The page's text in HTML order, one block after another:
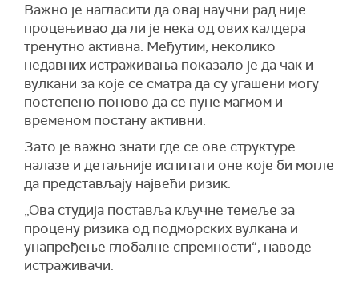
Важно је нагласити да овај научни рад није
процењивао да ли је нека од ових калдера
тренутно активна. Међутим, неколико
недавних истраживања показало је да чак и
вулкани за које се сматра да су угашени могу
постепено поново да се пуне магмом и
временом постану активни.
Зато је важно знати где се ове структуре
налазе и детаљније испитати оне које би могле
да представљају највећи ризик.
„Ова студија поставља кључне темеље за
процену ризика од подморских вулкана и
унапређење глобалне спремности“, наводе
истраживачи.